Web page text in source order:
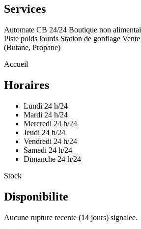
Services
Automate CB 24/24 Boutique non
Piste poids lourds Station de gonflage
(Butane, Propane)
Accueil
Horaires
Lundi 24 h/24
Mardi 24 h/24
Mercredi 24 h/24
Jeudi 24 h/24
Vendredi 24 h/24
Samedi 24 h/24
Dimanche 24 h/24
Stock
Disponibilite
Aucune rupture recente (14 jours) signalee.